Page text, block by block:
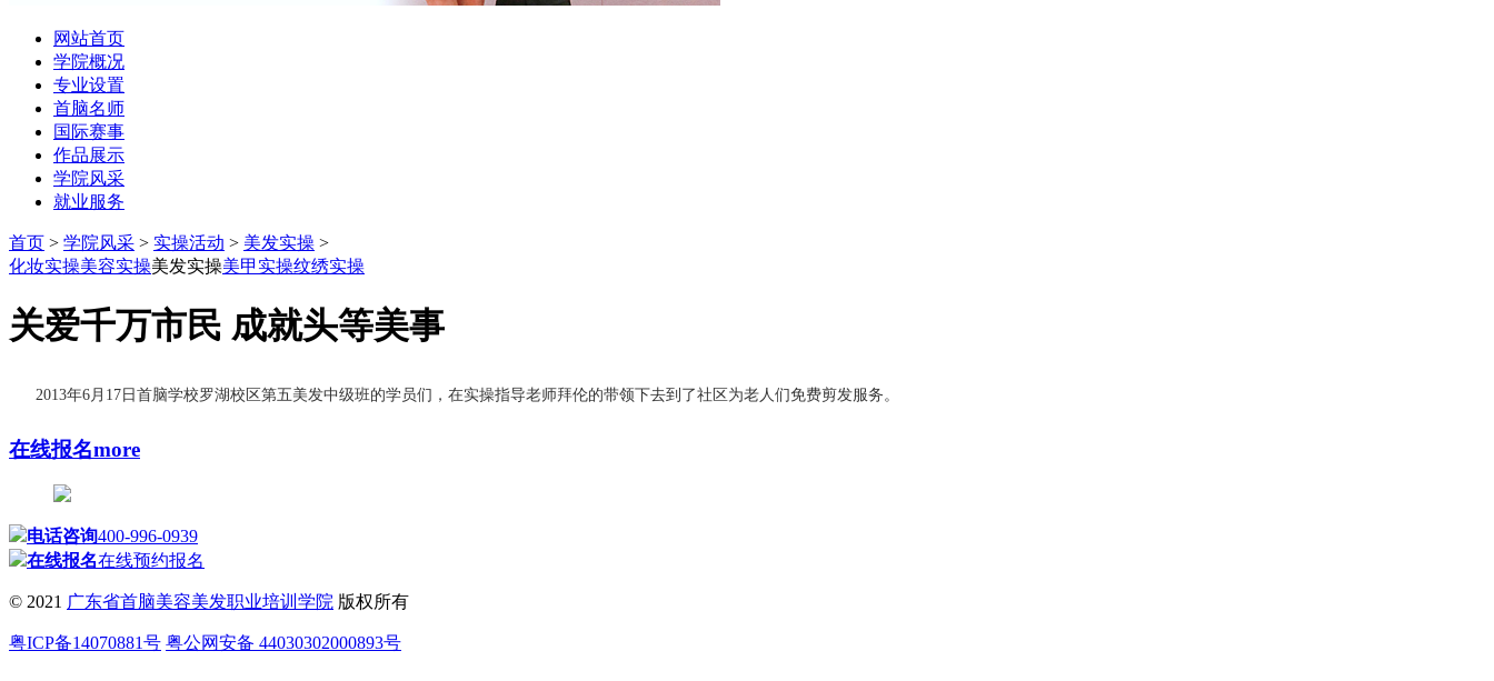
网站首页
学院概况
专业设置
首脑名师
国际赛事
作品展示
学院风采
就业服务
首页 > 学院风采 > 实操活动 > 美发实操 >
化妆实操美容实操美发实操美甲实操纹绣实操
关爱千万市民 成就头等美事
2013年6月17日首脑学校罗湖校区第五美发中级班的学员们，在实操指导老师拜伦的带领下去到了社区为老人们免费剪发服务。
在线报名more
电话咨询400-996-0939
在线报名在线预约报名
© 2021 广东省首脑美容美发职业培训学院 版权所有
粤ICP备14070881号 粤公网安备 44030302000893号